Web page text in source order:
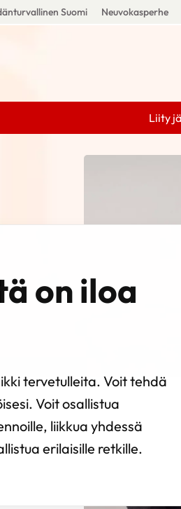
Suomi Neuvokasperhe
Liity
on iloa
tervetulleita. Voit tehdä
Voit osallistua
liikkua yhdessä
erilaisille retkille.